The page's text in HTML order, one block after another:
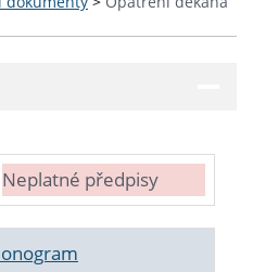
Neplatné předpisy